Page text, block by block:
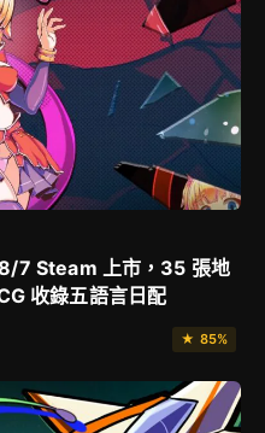
8/7 Steam 上市，35 張地
收錄五語言日配
★ 85%